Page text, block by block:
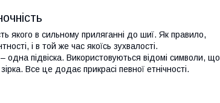
якого в сильному приляганні до шиї. Як правило,
і в той же час якоїсь зухвалості.
підвіска. Використовуються відомі символи, що
Все це додає прикрасі певної етнічності.